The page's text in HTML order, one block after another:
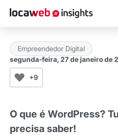
ARTIGOS
MATERIAIS GRATUITOS
ESTUDOS
Empreendedor Digital
segunda-feira, 27 de janeiro de
+9
O que é WordPress?
precisa saber!